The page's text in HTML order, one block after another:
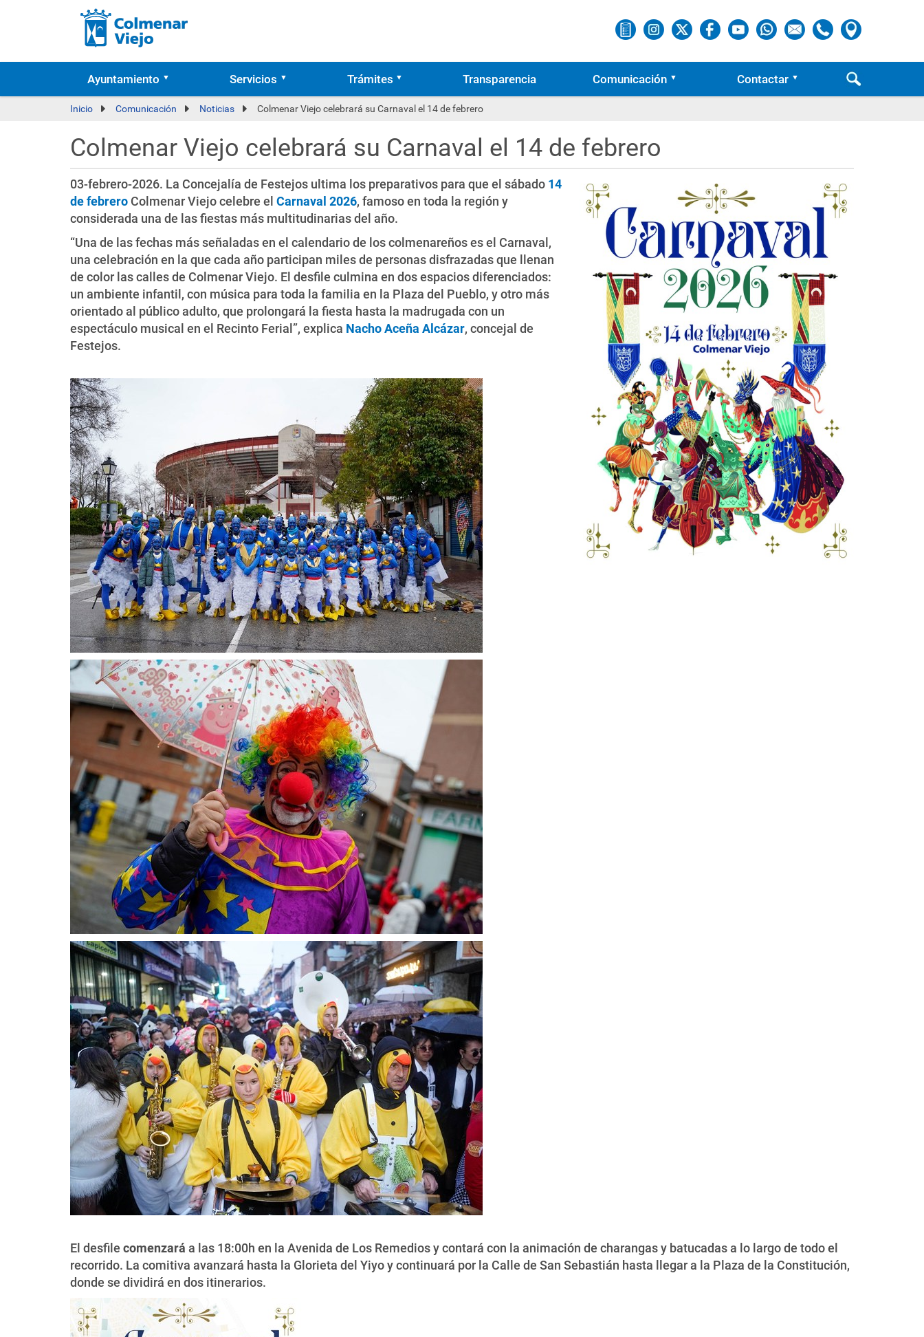
Ayuntamiento Servicios Trámites Transparencia Comunicación Contactar
Inicio Comunicación Noticias Colmenar Viejo celebrará su Carnaval el 14 de febrero
Colmenar Viejo celebrará su Carnaval el 14 de febrero
03-febrero-2026. La Concejalía de Festejos ultima los preparativos para que el sábado 14
de febrero Colmenar Viejo celebre el Carnaval 2026, famoso en toda la región y
considerada una de las fiestas más multitudinarias del año.
“Una de las fechas más señaladas en el calendario de los colmenareños es el Carnaval,
una celebración en la que cada año participan miles de personas disfrazadas que llenan
de color las calles de Colmenar Viejo. El desfile culmina en dos espacios diferenciados:
un ambiente infantil, con música para toda la familia en la Plaza del Pueblo, y otro más
orientado al público adulto, que prolongará la fiesta hasta la madrugada con un
espectáculo musical en el Recinto Ferial”, explica Nacho Aceña Alcázar, concejal de
Festejos.
El desfile comenzará a las 18:00h en la Avenida de Los Remedios y contará con la animación de charangas y batucadas a lo largo de todo el
recorrido. La comitiva avanzará hasta la Glorieta del Yiyo y continuará por la Calle de San Sebastián hasta llegar a la Plaza de la Constitución,
donde se dividirá en dos itinerarios.